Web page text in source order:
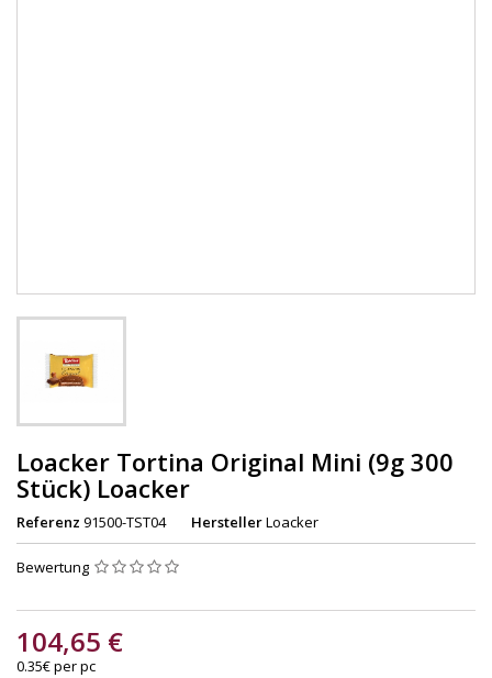
Loacker Tortina Original Mini (9g 300
Stück) Loacker
Referenz 91500-TST04 HerstellerLoacker
Bewertung
104,65 €
0.35€ per pc